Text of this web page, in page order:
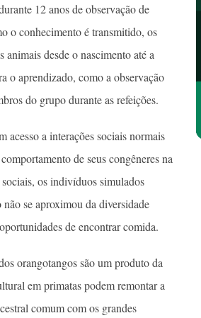
12 anos de observação de
o conhecimento é transmitido, os
desde o nascimento até a
o aprendizado, como a observação
do grupo durante as refeições.
acesso a interações sociais normais
de seus congêneres na
os indivíduos simulados
se aproximou da diversidade
de encontrar comida.
orangotangos são um produto da
em primatas podem remontar a
comum com os grandes